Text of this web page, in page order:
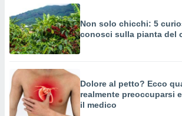
Non solo chicchi: 5
conosci sulla pianta del
Dolore al petto? Ecco
realmente preoccuparsi
il medico